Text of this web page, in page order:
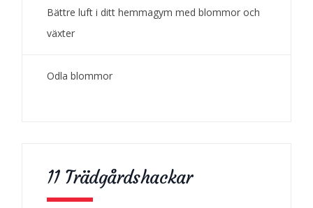
Bättre luft i ditt hemmagym med blommor och
växter
Odla blommor
11 Trädgårdshackar